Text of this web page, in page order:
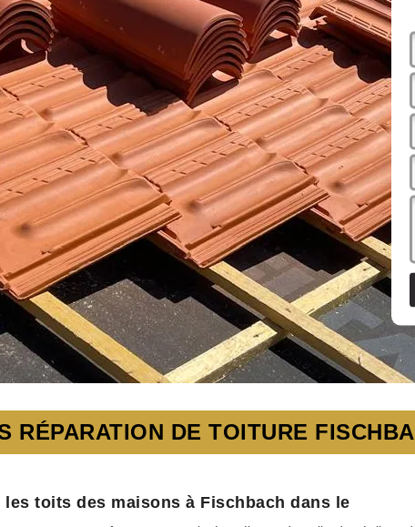
RÉPARATION DE TOITURE
toits des maisons à Fischbach dans le